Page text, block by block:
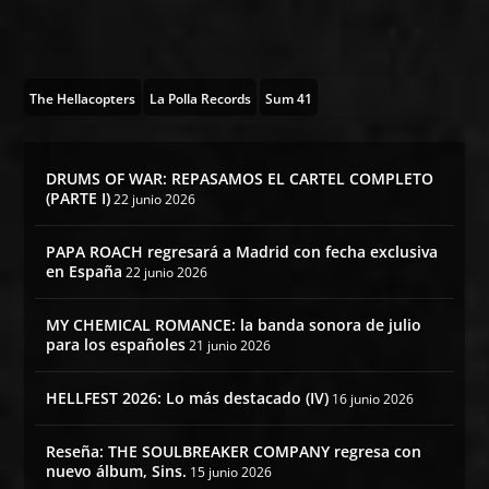
The Hellacopters La Polla Records Sum 41
DRUMS OF WAR: REPASAMOS EL CARTEL COMPLETO
(PARTE I) 22 junio 2026
PAPA ROACH regresará a Madrid con fecha exclusiva
en España 22 junio 2026
MY CHEMICAL ROMANCE: la banda sonora de julio
para los españoles 21 junio 2026
HELLFEST 2026: Lo más destacado (IV) 16 junio 2026
Reseña: THE SOULBREAKER COMPANY regresa con
nuevo álbum, Sins. 15 junio 2026